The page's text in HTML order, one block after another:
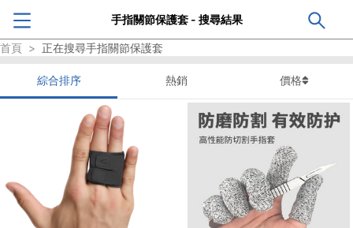
手指關節保護套 - 搜尋結果
首頁 > 正在搜尋手指關節保護套
綜合排序 熱銷 價格